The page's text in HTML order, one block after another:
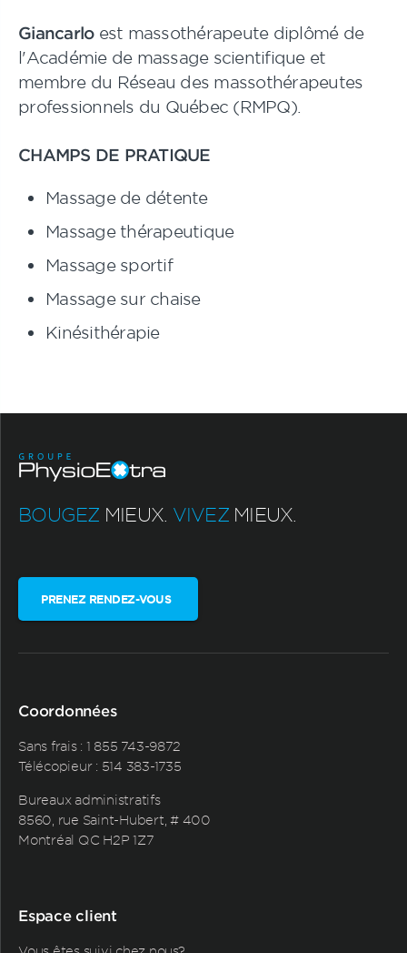
Giancarloest massothérapeute diplômé de
l'Académie de massage scientifique et
membre du Réseau des massothérapeutes
professionnels du Québec (RMPQ).
CHAMPS DE PRATIQUE
Massage de détente
Massage thérapeutique
Massage sportif
Massage sur chaise
Kinésithérapie
BOUGEZ MIEUX. VIVEZ MIEUX.
PRENEZ RENDEZ-VOUS
Coordonnées
Sans frais : 1 855 743-9872
Télécopieur : 514 383-1735
Bureaux administratifs
8560, rue Saint-Hubert, # 400
Montréal QC H2P 1Z7
Espace client